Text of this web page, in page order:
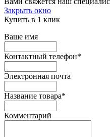
Закрыть окно
Купить в 1 клик
Ваше имя
Контактный телефон*
Электронная почта
Название товара*
Комментарий